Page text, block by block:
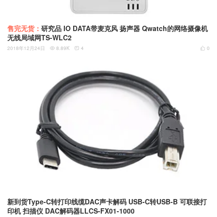
售完无货： 研究品 IO DATA带麦克风 扬声器 Qwatch的网络摄像机
无线局域网TS-WLC2
 0
2018年12月24日  8.89K  4
新到货Type-C转打印线缆DAC声卡解码 USB-C转USB-B 可联接打
印机 扫描仪 DAC解码器LLCS-FX01-1000